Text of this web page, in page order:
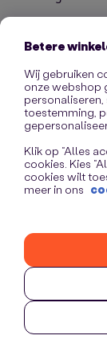
Betere
Wij gebruiken
onze webshop
toestemming,
Klik op “Alles
cookies. Kies
cookies wilt
meer in ons